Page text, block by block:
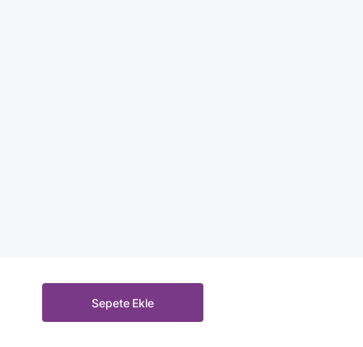
Sepete Ekle